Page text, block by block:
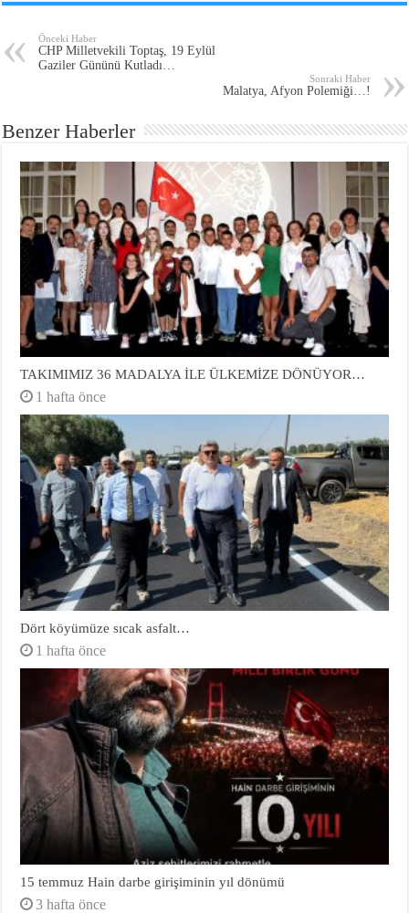
Önceki Haber
CHP Milletvekili Toptaş, 19 Eylül
Gaziler Gününü Kutladı…
Sonraki Haber
Malatya, Afyon Polemiği…!
Benzer Haberler
TAKIMIMIZ 36 MADALYA İLE ÜLKEMİZE DÖNÜYOR…
1 hafta önce
Dört köyümüze sıcak asfalt…
1 hafta önce
15 temmuz Hain darbe girişiminin yıl dönümü
3 hafta önce